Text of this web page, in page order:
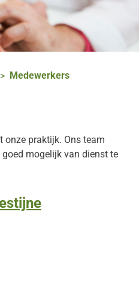
Medewerkers
onze praktijk. Ons team
mogelijk van dienst te